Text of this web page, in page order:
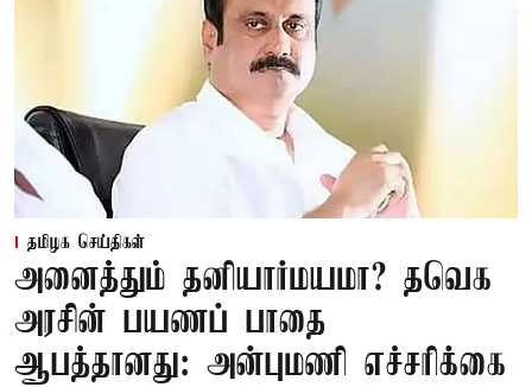
தமிழக செய்திகள்
அனைத்தும் தனியார்மயமா? தவெக
அரசின் பயணப் பாதை
ஆபத்தானது: அன்புமணி எச்சரிக்கை